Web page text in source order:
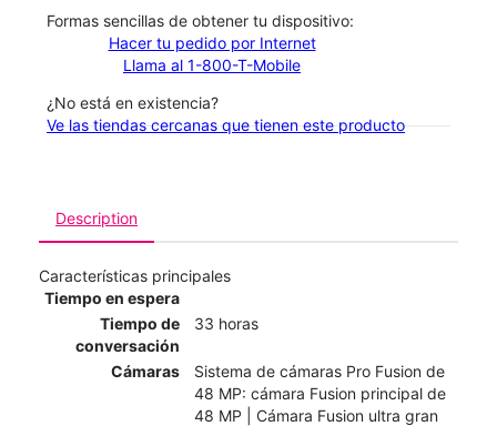
​​​​​​​Formas sencillas de obtener tu dispositivo:
Hacer tu pedido por Internet
Llama al 1-800-T-Mobile
¿No está en existencia?
Ve las tiendas cercanas que tienen este producto
Description
Características principales
Tiempo en espera
Tiempo de
conversación
33 horas
Cámaras
Sistema de cámaras Pro Fusion de
48 MP: cámara Fusion principal de
48 MP | Cámara Fusion ultra gran